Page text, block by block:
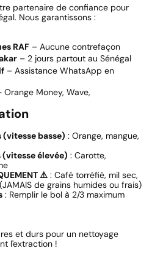
partenaire de confiance pour
Nous garantissons :
RAF – Aucune contrefaçon
– 2 jours partout au Sénégal
– Assistance WhatsApp en
Orange Money, Wave,
basse) : Orange, mangue,
élevée) : Carotte,
⚠️ : Café torréfié, mil sec,
de grains humides ou frais)
: Remplir le bol à 2/3 maximum
et durs pour un nettoyage
l'extraction !